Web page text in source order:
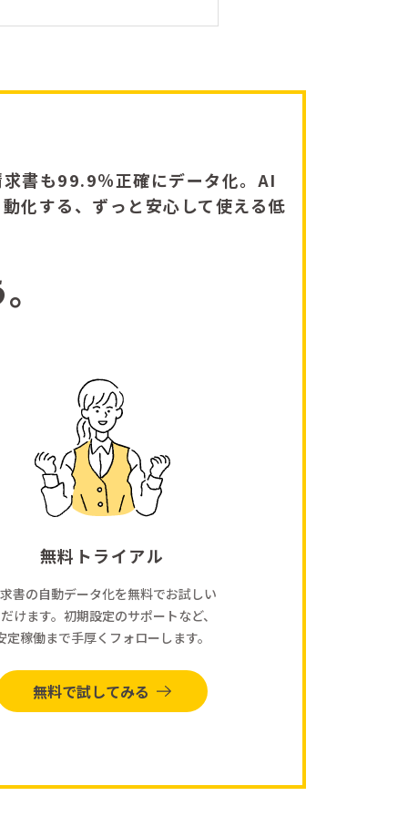
書も99.9％正確にデータ化。AI
化する、ずっと安心して使える低
無料トライアル
書の自動データ化を無料でお試しい
けます。初期設定のサポートなど、
定稼働まで手厚くフォローします。
無料で試してみる